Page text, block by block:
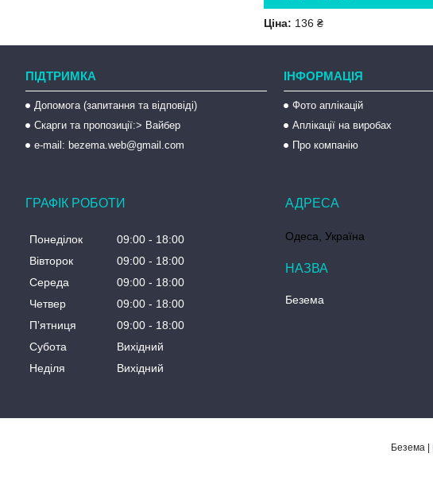
Ціна: 136 ₴
ПІДТРИМКА
Допомога (запитання та відповіді)
Скарги та пропозиції:> Вайбер
e-mail: bezema.web@gmail.com
ІНФОРМАЦІЯ
Фото аплікацій
Аплікації на виробах
Про компанію
ГРАФІК РОБОТИ
Понеділок 09:00
18:00
Вівторок
09:00
18:00
Середа
09:00
18:00
Четвер
09:00
18:00
Пʼятниця
09:00
18:00
Субота
Вихідний
Неділя
Вихідний
Одеса, Україна
Безема